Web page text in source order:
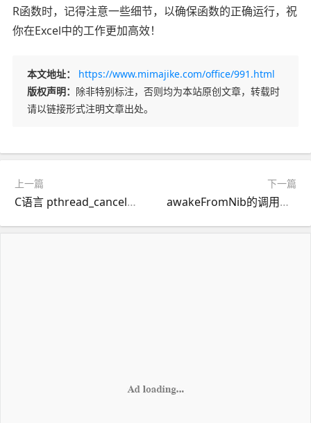
R函数时，记得注意一些细节，以确保函数的正确运行，祝
你在Excel中的工作更加高效！
本文地址：
https://www.mimajike.com/office/991.html
版权声明： 除非特别标注，否则均为本站原创文章，转载时
请以链接形式注明文章出处。
上一篇
C语言 pthread_cancel函数的用法
下一篇
awakeFromNib的调用方法